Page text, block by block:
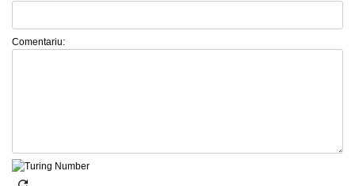
Comentariu: